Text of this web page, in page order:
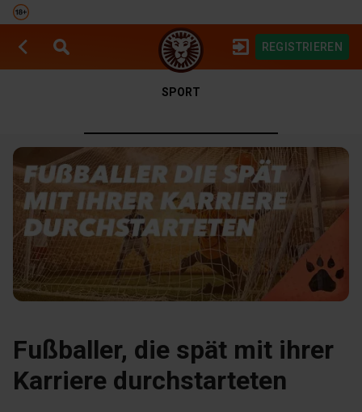
REGISTRIEREN
SPORT
Fußballer, die spät mit ihrer
Karriere durchstarteten